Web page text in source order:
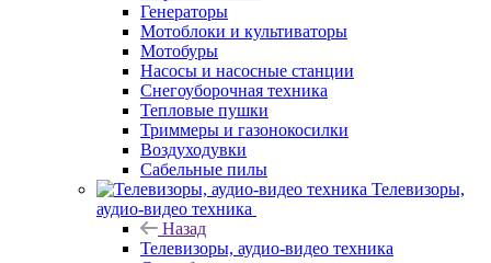
Генераторы
Мотоблоки и культиваторы
Мотобуры
Насосы и насосные станции
Снегоуборочная техника
Тепловые пушки
Триммеры и газонокосилки
Воздуходувки
Сабельные пилы
Телевизоры,
аудио-видео техника
Назад
Телевизоры, аудио-видео техника